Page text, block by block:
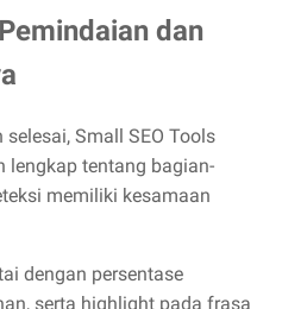
dan
Small SEO Tools
lengkap tentang bagian-
memiliki kesamaan
dengan persentase
serta highlight pada frasa